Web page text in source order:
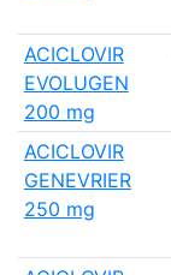
ACICLOVIR
EVOLUGEN
200 mg
ACICLOVIR
GENEVRIER
250 mg